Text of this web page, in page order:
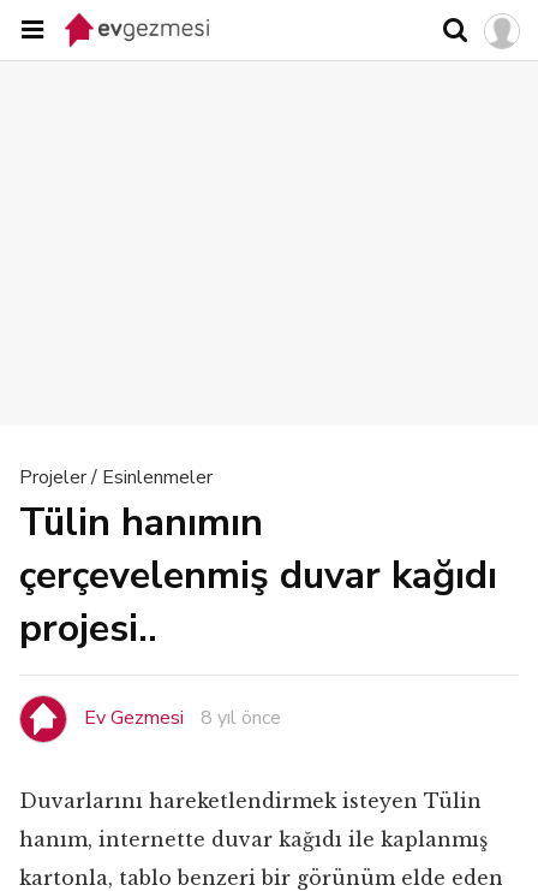
Projeler / Esinlenmeler
Tülin hanımın
çerçevelenmiş duvar kağıdı
projesi..
Ev Gezmesi 8 yıl önce
Duvarlarını hareketlendirmek isteyen Tülin
hanım, internette duvar kağıdı ile kaplanmış
kartonla, tablo benzeri bir görünüm elde eden